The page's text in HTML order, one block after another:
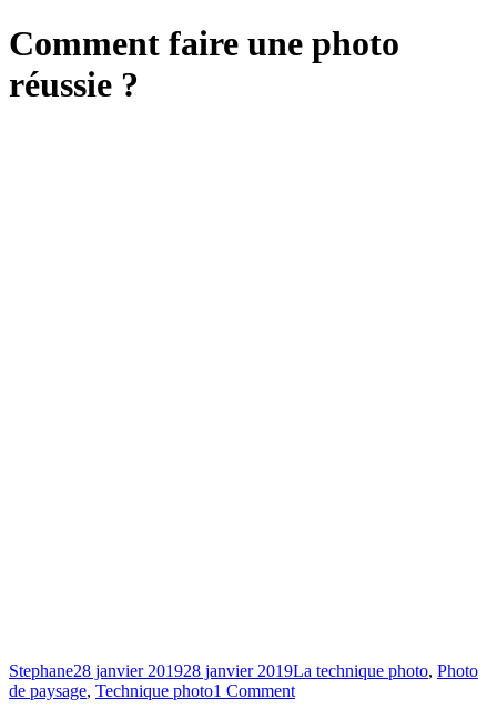
Comment faire une photo
réussie ?
Stephane28 janvier 201928 janvier 2019La technique photo, Photo
de paysage, Technique photo1 Comment